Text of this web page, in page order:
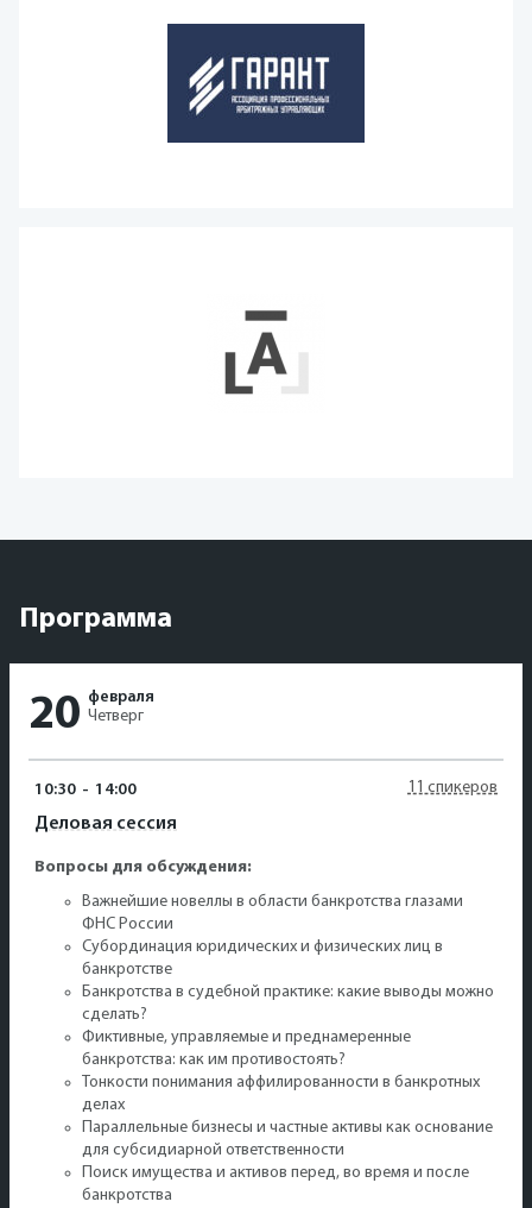
Программа
20 февраля
Четверг
10:30 - 14:00
Деловая сессия
11 спикеров
Вопросы для обсуждения:
Важнейшие новеллы в области банкротства глазами
ФНС России
Субординация юридических и физических лиц в
банкротстве
Банкротства в судебной практике: какие выводы можно
сделать?
Фиктивные, управляемые и преднамеренные
банкротства: как им противостоять?
Тонкости понимания аффилированности в банкротных
делах
Параллельные бизнесы и частные активы как основание
для субсидиарной ответственности
Поиск имущества и активов перед, во время и после
банкротства